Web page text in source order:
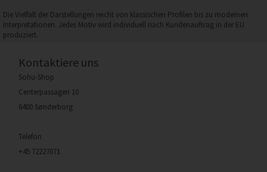
Die Vielfalt der Darstellungen reicht von klassischen Profilen bis zu modernen
Interpretationen. Jedes Motiv wird individuell nach Kundenauftrag in der EU
produziert.
Kontaktiere uns
Sohu-Shop
Centerpassagen 10
6400 Sønderborg
Telefon
+45 72227071